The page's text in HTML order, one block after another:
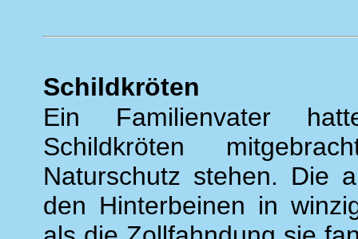
Schildkröten
Ein Familienvater
Schildkröten
Naturschutz stehen. Die
den Hinterbeinen in